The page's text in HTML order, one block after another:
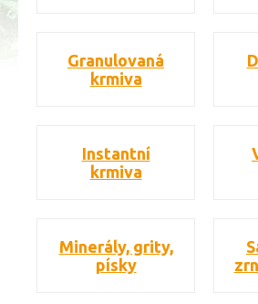
Granulovaná
krmiva
Instantní
krmiva
Minerály, grity,
písky